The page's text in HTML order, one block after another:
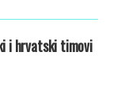
i hrvatski timovi